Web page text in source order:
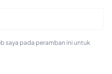
saya pada peramban ini untuk